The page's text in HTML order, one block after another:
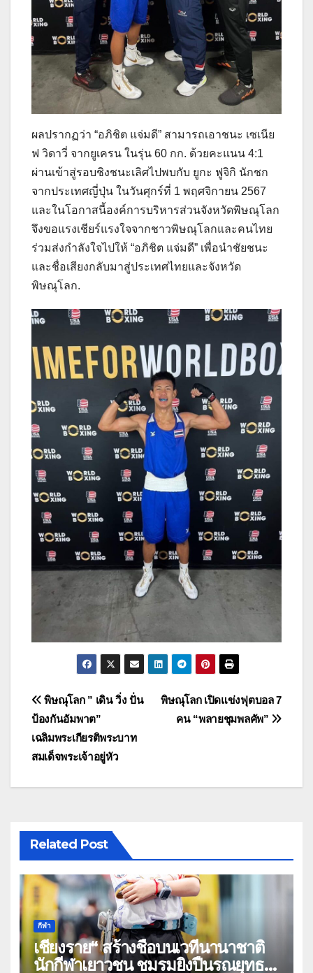
ผลปรากฏว่า “อภิชิต แจ่มดี” สามารถเอาชนะ เซเนีย
ฟ วิดาวี่ จากยูเครน ในรุ่น 60 กก. ด้วยคะแนน 4:1
ผ่านเข้าสู่รอบชิงชนะเลิศไปพบกับ ยูกะ ฟูจิกิ นักชก
จากประเทศญี่ปุ่น ในวันศุกร์ที่ 1 พฤศจิกายน 2567
และในโอกาสนี้องค์การบริหารส่วนจังหวัดพิษณุโลก
จึงขอแรงเชียร์แรงใจจากชาวพิษณุโลกและคนไทย
ร่วมส่งกำลังใจไปให้ “อภิชิต แจ่มดี” เพื่อนำชัยชนะ
และชื่อเสียงกลับมาสู่ประเทศไทยและจังหวัด
พิษณุโลก.
แนะแนว
เรื่อง
พิษณุโลก เปิดแข่งฟุตบอล 7
คน “พลายชุมพลคัพ”
พิษณุโลก ” เดิน วิ่ง ปั่น
ป้องกันอัมพาต”
เฉลิมพระเกียรติพระบาท
สมเด็จพระเจ้าอยู่หัว
Related Post
กีฬา
เชียงราย“ สร้างชื่อบนเวทีนานาชาติ
นักกีฬาเยาวชน ชมรมยิงปืนรณยุทธ